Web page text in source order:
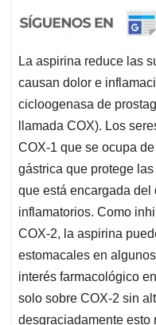
La aspirina reduce las
causan dolor e
cicloogenasa de
llamada COX). Los
COX-1 que se ocupa
gástrica que protege
que está encargada del
inflamatorios. Como
COX-2, la aspirina
estomacales en
interés farmacológico
solo sobre COX-2 sin
desgraciadamente esto